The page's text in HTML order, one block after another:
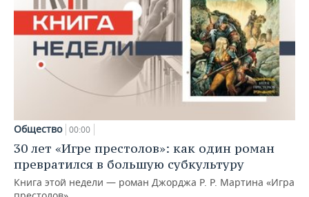
Общество 00:00
30 лет «Игре престолов»: как один роман
превратился в большую субкультуру
Книга этой недели — роман Джорджа Р. Р. Мартина «Игра